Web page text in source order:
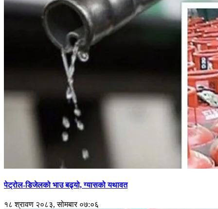
पेट्रोल-डिजेलको भाउ बढ्यो, ग्यासको यथावत
१८ श्रावण २०८३, सोमबार ०७:०६